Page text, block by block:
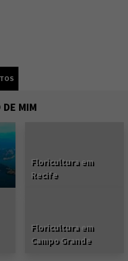
DE MIM
Floricultura em
Recife
Floricultura em
Campo Grande